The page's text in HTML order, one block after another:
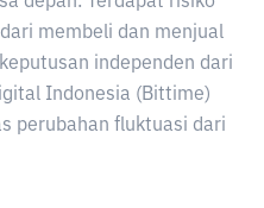
membeli dan menjual
independen dari
Indonesia (Bittime)
perubahan fluktuasi dari